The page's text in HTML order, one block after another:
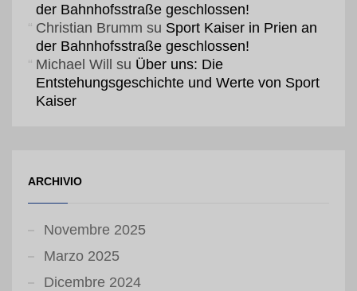
der Bahnhofsstraße geschlossen!
Christian Brumm su Sport Kaiser in Prien an
der Bahnhofsstraße geschlossen!
Michael Will su Über uns: Die
Entstehungsgeschichte und Werte von Sport
Kaiser
ARCHIVIO
Novembre 2025
Marzo 2025
Dicembre 2024